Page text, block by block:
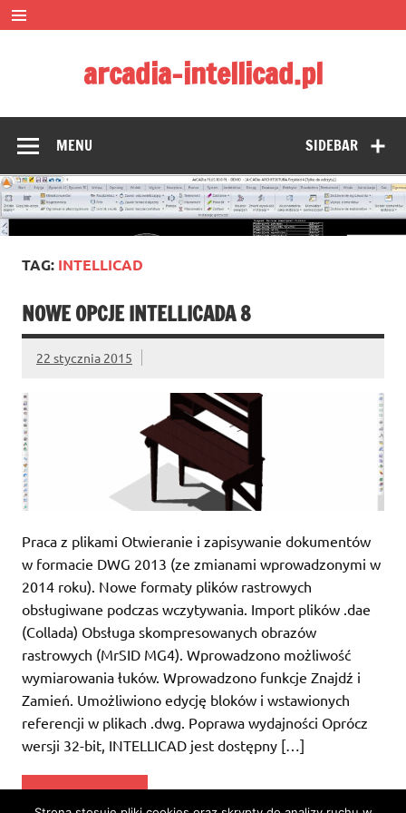
Skip
to
content
arcadia-intellicad.pl
SIDEBAR
MENU
TAG: INTELLICAD
NOWE OPCJE INTELLICADA 8
22 stycznia 2015
Praca z plikami Otwieranie i zapisywanie dokumentów
w formacie DWG 2013 (ze zmianami wprowadzonymi w
2014 roku). Nowe formaty plików rastrowych
obsługiwane podczas wczytywania. Import plików .dae
(Collada) Obsługa skompresowanych obrazów
rastrowych (MrSID MG4). Wprowadzono możliwość
wymiarowania łuków. Wprowadzono funkcje Znajdź i
Zamień. Umożliwiono edycję bloków i wstawionych
referencji w plikach .dwg. Poprawa wydajności Oprócz
wersji 32-bit, INTELLICAD jest dostępny […]
CZYTAJ DALEJ